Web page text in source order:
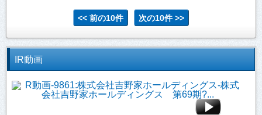
<< 前の10件 次の10件 >>
IR動画